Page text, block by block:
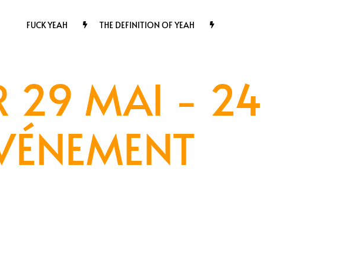
FUCK YEAH THE DEFINITION OF YEAH
29 MAI - 24